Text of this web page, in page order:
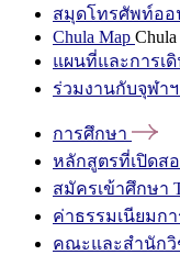
สมุดโทรศัพท์ออ
Chula Map
แผนที่และการเ
ร่วมงานกับจุฬาฯ
การศึกษา
หลักสูตรที่เปิดส
สมัครเข้าศึกษา
ค่าธรรมเนียมก
คณะและสำนักวิ